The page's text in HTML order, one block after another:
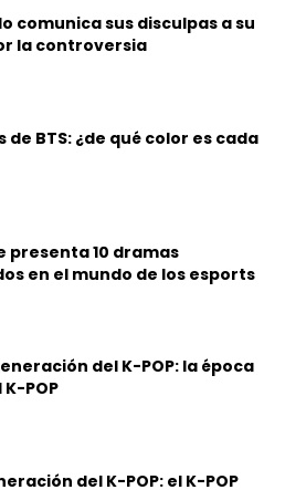
comunica sus disculpas a su
la controversia
BTS: ¿de qué color es cada
presenta 10 dramas
en el mundo de los esports
del K-POP: la época
POP
del K-POP: el K-POP